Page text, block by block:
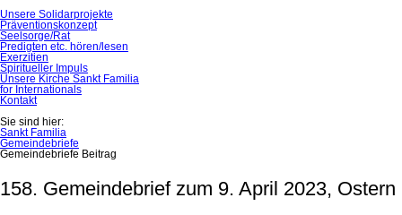
Unsere Solidarprojekte
Präventionskonzept
Seelsorge/Rat
Predigten etc. hören/lesen
Exerzitien
Spiritueller Impuls
Unsere Kirche Sankt Familia
for Internationals
Kontakt
Sie sind hier:
Sankt Familia
Gemeindebriefe
Gemeindebriefe Beitrag
158. Gemeindebrief zum 9. April 2023, Ostern